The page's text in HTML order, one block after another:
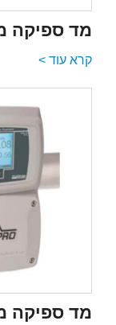
מד ספיקה
קרא עוד >
מד ספיקה